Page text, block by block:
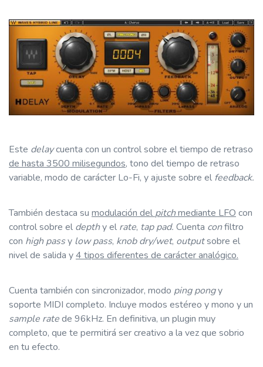
Este delaycuenta con un control sobre el tiempo de retraso
de hasta 3500 milisegundos, tono del tiempo de retraso
variable, modo de carácter Lo-Fi, y ajuste sobre el feedback.
También destaca su modulación del pitchmediante LFO con
control sobre el depthy el rate, tap pad. Cuenta confiltro
con high passy low pass, knob dry/wet, outputsobre el
nivel de salida y4 tipos diferentes de carácter analógico.
Cuenta también con sincronizador, modo ping pongy
soporte MIDI completo. Incluye modos estéreo y mono y un
sample ratede 96kHz. En definitiva, un plugin muy
completo, que te permitirá ser creativo a la vez que sobrio
en tu efecto.